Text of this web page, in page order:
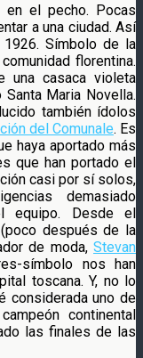
en el pecho. Pocas
a una ciudad. Así
1926. Símbolo de la
florentina.
una casaca violeta
Maria Novella.
también ídolos
del Comunale. Es
haya aportado más
que han portado el
casi por sí solos,
demasiado
equipo. Desde el
después de la
de moda, Stevan
símbolo nos han
toscana. Y, no lo
considerada uno de
continental
las finales de las